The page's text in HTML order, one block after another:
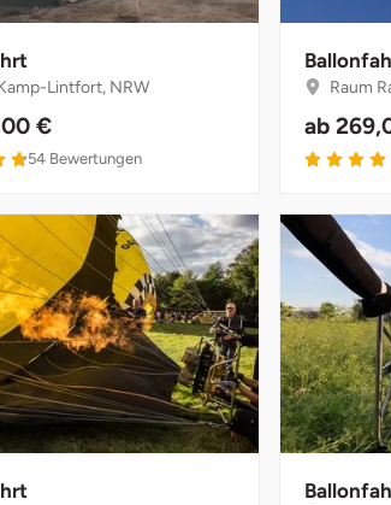
Lintfort, NRW
€
54 Bewertungen
Raum
ab